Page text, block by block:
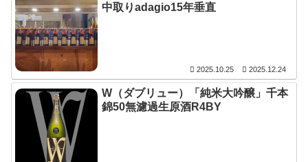
中取りadagio15年垂直
2025.10.25 2025.12.24
W（ダブリュー）「純米大吟醸」千本
錦50無濾過生原酒R4BY